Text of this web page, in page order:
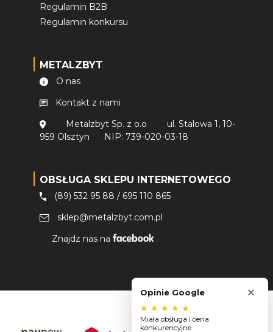
Regulamin B2B
Regulamin konkursu
METALZBYT
O nas
Kontakt z nami
Metalzbyt Sp. z o.o
ul. Stalowa 1, 10-
959 Olsztyn
NIP: 739-020-03-18
OBSŁUGA SKLEPU INTERNETOWEGO
(89) 532 95 88 / 695 110 865
sklep@metalzbyt.com.pl
Znajdz nas na
Opinie Google ×
★ ★ ★ ★ ★
Miała obsługa i cena
konkurencyjne